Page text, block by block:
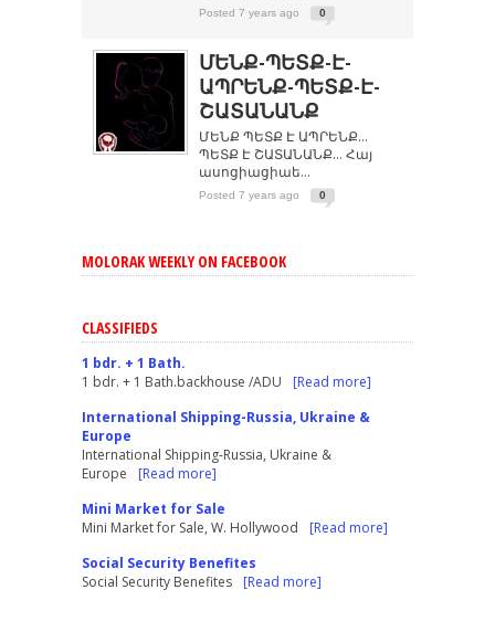
Posted 7 years ago 0
ՄԵՆՔ-ՊԵՏՔ-Է-
ԱՊՐԵՆՔ-ՊԵՏՔ-Է-
ՇԱՏԱՆԱՆՔ
ՄԵՆՔ ՊԵՏՔ Է ԱՊՐԵՆՔ…
ՊԵՏՔ Է ՇԱՏԱՆԱՆՔ… Հայ
ասոցիացիաե...
Posted 7 years ago 0
MOLORAK WEEKLY ON FACEBOOK
CLASSIFIEDS
1 bdr. + 1 Bath.
1 bdr. + 1 Bath.backhouse /ADU
[Read more]
International Shipping-Russia, Ukraine &
Europe
International Shipping-Russia, Ukraine &
Europe
[Read more]
Mini Market for Sale
Mini Market for Sale, W. Hollywood
[Read more]
Social Security Benefites
Social Security Benefites
[Read more]